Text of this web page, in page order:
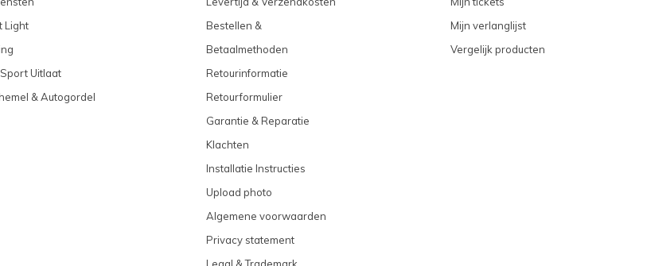
Light
Uitlaat
& Autogordel
Bestellen &
Betaalmethoden
Retourinformatie
Retourformulier
Garantie & Reparatie
Klachten
Installatie Instructies
Upload photo
Algemene voorwaarden
Privacy statement
Legal & Trademark
Mijn verlanglijst
Vergelijk producten